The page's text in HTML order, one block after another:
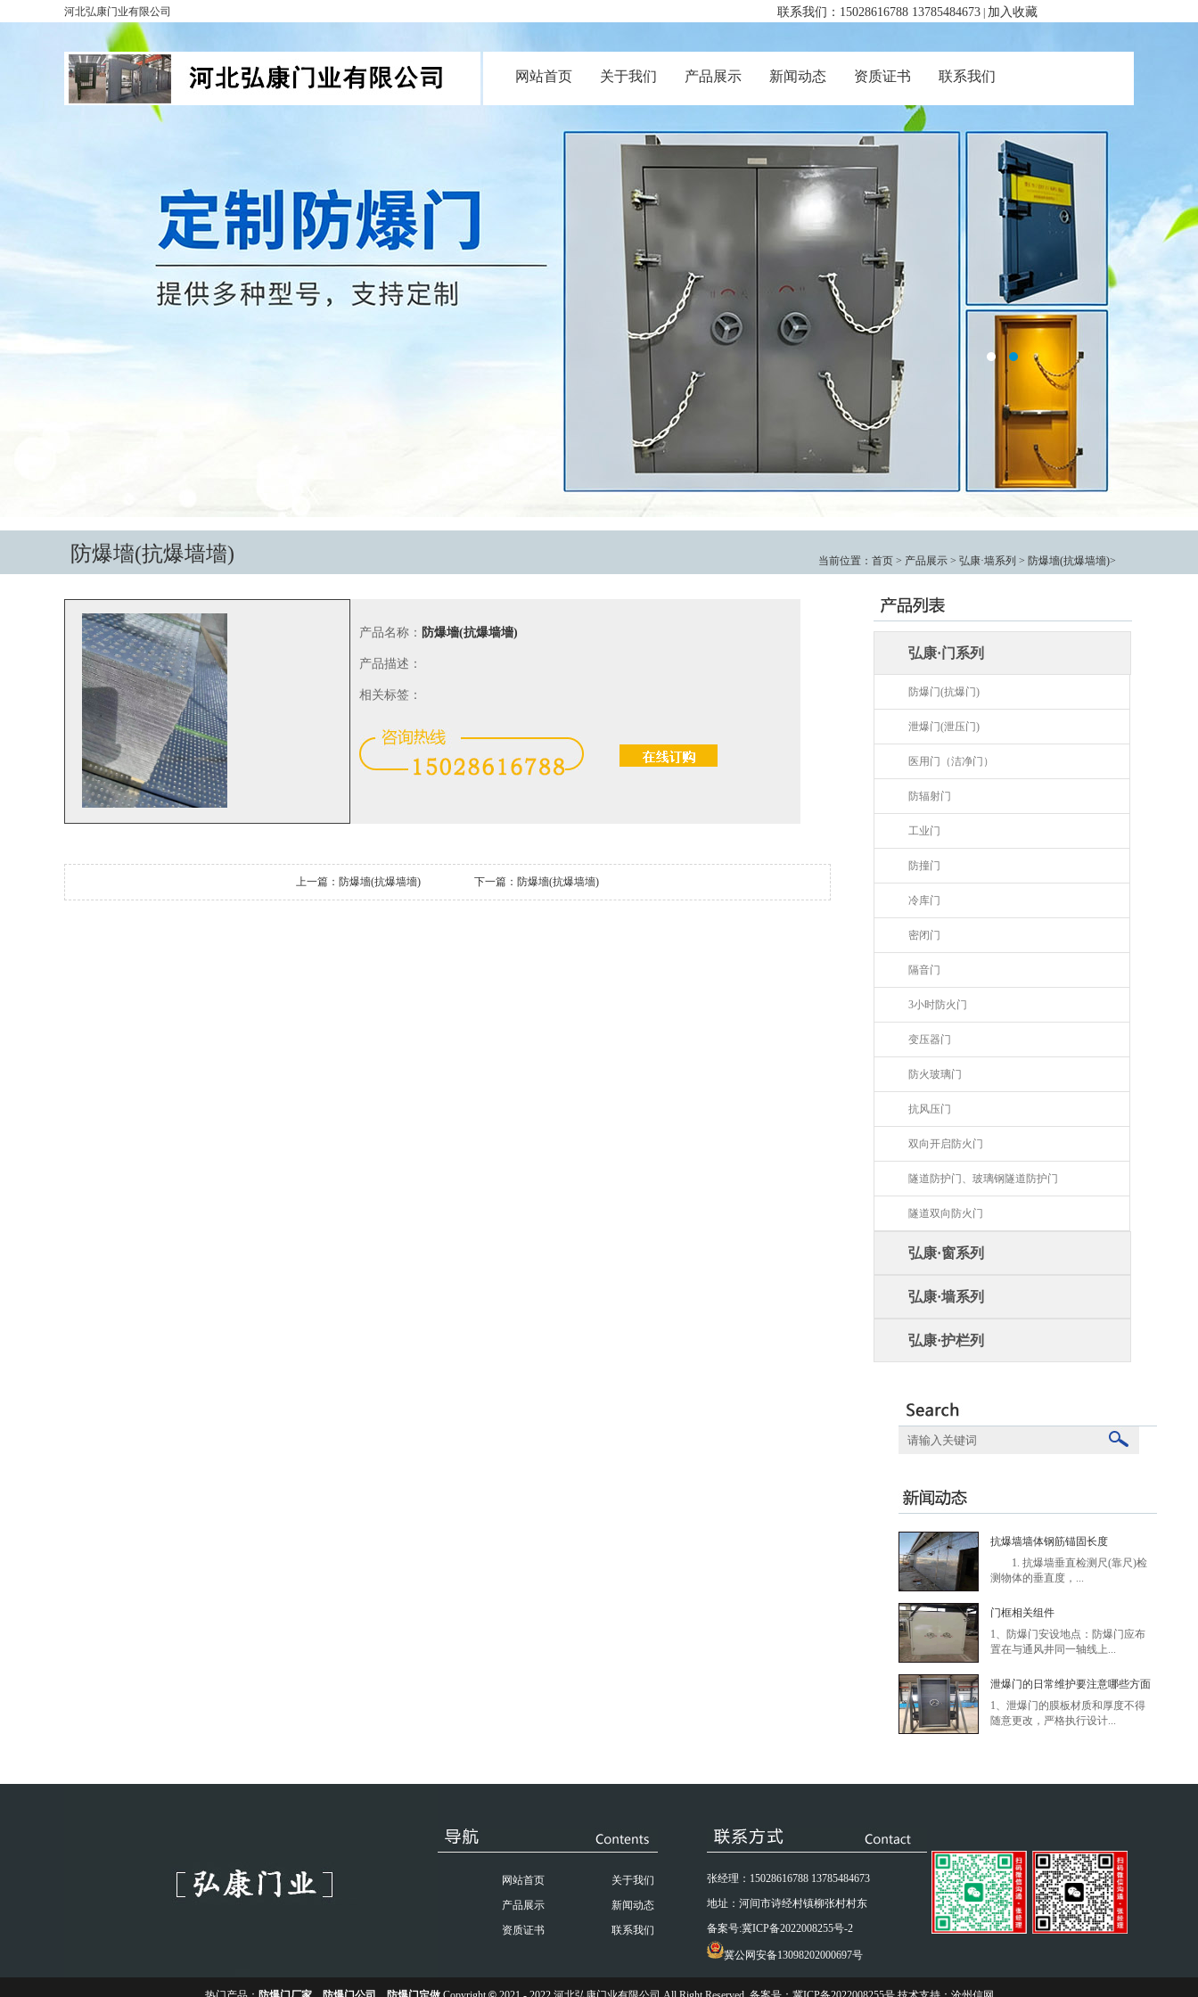
河北弘康门业有限公司 联系我们：15028616788 13785484673 加入收藏
网站首页 关于我们 产品展示 新闻动态 资质证书 联系我们
防爆墻(抗爆墙墻) 当前位置： 首页 > 产品展示 > 弘康·墙系列 > 防爆墻(抗爆墙墻)>
产品名称： 防爆墻(抗爆墙墻)
产品描述：
相关标签：
上一篇： 防爆墻(抗爆墙墻) 下一篇： 防爆墻(抗爆墙墻)
弘康·门系列
防爆门(抗爆门)
泄爆门(泄压门)
医用门（洁净门）
防辐射门
工业门
防撞门
冷库门
密闭门
隔音门
3小时防火门
变压器门
防火玻璃门
抗风压门
双向开启防火门
隧道防护门、玻璃钢隧道防护门
隧道双向防火门
弘康·窗系列
弘康·墙系列
弘康·护栏列
抗爆墙墙体钢筋锚固长度
1. 抗爆墙垂直检测尺(靠尺)检
测物体的垂直度，...
门框相关组件
1、防爆门安设地点：防爆门应布
置在与通风井同一轴线上...
泄爆门的日常维护要注意哪些方面
1、泄爆门的膜板材质和厚度不得
随意更改，严格执行设计...
网站首页
关于我们
产品展示
新闻动态
资质证书
联系我们
张经理：15028616788 13785484673
地址：河间市诗经村镇柳张村村东
备案号:冀ICP备2022008255号-2
冀公网安备13098202000697号